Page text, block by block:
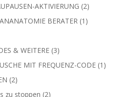
AKTIVIERUNG 22
Produkte
BERATER 1 1
& WEITERE 33
Produkte
MIT FREQUENZ-CODE 1 1
22
Produkte
zu stoppen 22